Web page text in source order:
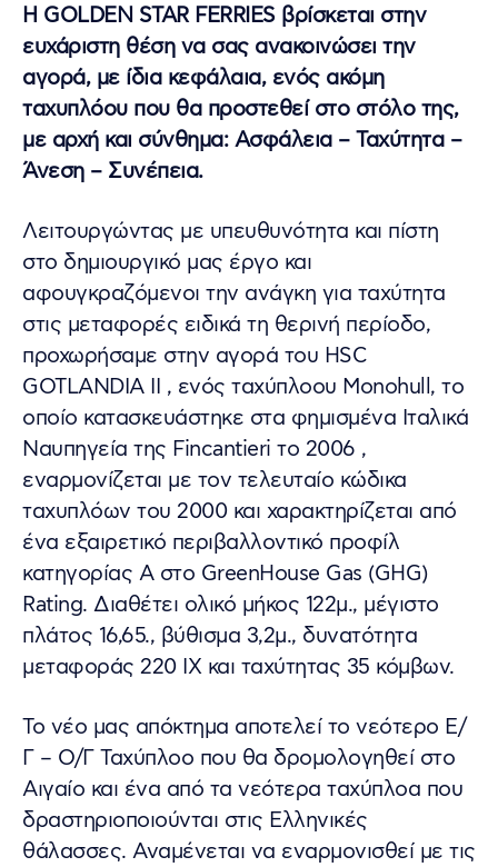
Η GOLDEN STAR FERRIES βρίσκεται στην
ευχάριστη θέση να σας ανακοινώσει την
αγορά, με ίδια κεφάλαια, ενός ακόμη
ταχυπλόου που θα προστεθεί στο στόλο της,
με αρχή και σύνθημα: Ασφάλεια – Ταχύτητα –
Άνεση – Συνέπεια.
Λειτουργώντας με υπευθυνότητα και πίστη
στο δημιουργικό μας έργο και
αφουγκραζόμενοι την ανάγκη για ταχύτητα
στις μεταφορές ειδικά τη θερινή περίοδο,
προχωρήσαμε στην αγορά του HSC
GOTLANDIA II , ενός ταχύπλοου Monohull, το
οποίο κατασκευάστηκε στα φημισμένα Ιταλικά
Ναυπηγεία της Fincantieri το 2006 ,
εναρμονίζεται με τον τελευταίο κώδικα
ταχυπλόων του 2000 και χαρακτηρίζεται από
ένα εξαιρετικό περιβαλλοντικό προφίλ
κατηγορίας Α στο GreenHouse Gas (GHG)
Rating. Διαθέτει ολικό μήκος 122μ., μέγιστο
πλάτος 16,65., βύθισμα 3,2μ., δυνατότητα
μεταφοράς 220 ΙΧ και ταχύτητας 35 κόμβων.
Το νέο μας απόκτημα αποτελεί το νεότερο Ε/
Γ – Ο/Γ Ταχύπλοο που θα δρομολογηθεί στο
Αιγαίο και ένα από τα νεότερα ταχύπλοα που
δραστηριοποιούνται στις Ελληνικές
θάλασσες. Αναμένεται να εναρμονισθεί με τις